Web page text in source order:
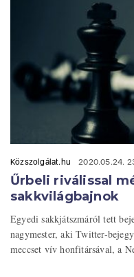
Közszolgálat.hu 2020.05.24.
Űrbeli riválissal
sakkvilágbajnok
Egyedi sakkjátszmáról tett
nagymester, aki Twitter-
meccset vív honfitársával, a